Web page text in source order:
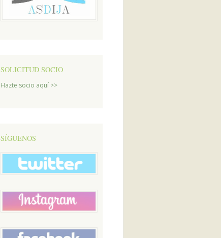
SOLICITUD SOCIO
Hazte socio aquí >>
SÍGUENOS